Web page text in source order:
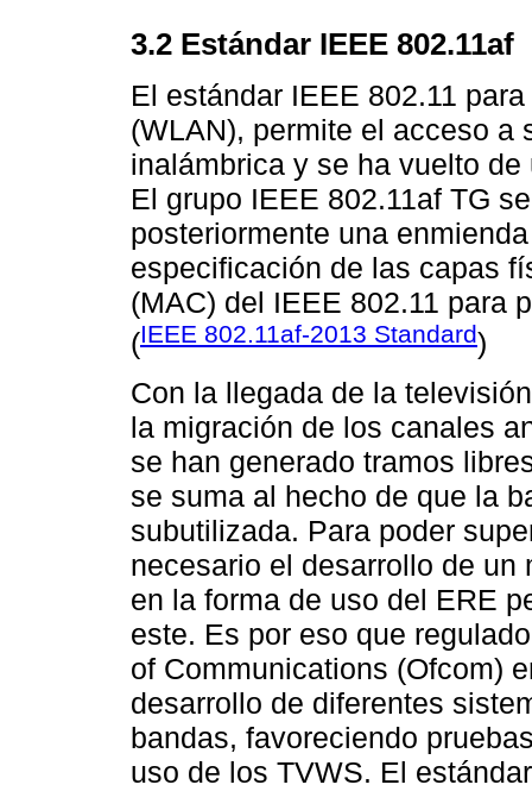
3.2 Estándar IEEE 802.11af
El estándar IEEE 802.11
(WLAN), permite el acceso a
inalámbrica y se ha vuelto
El grupo IEEE 802.11af TG
posteriormente una
especificación de las capas
(MAC) del IEEE 802.11 para
(IEEE 802.11af-2013 Standard)
Con la llegada de la
la migración de los canales
se han generado tramos
se suma al hecho de que la
subutilizada. Para poder
necesario el desarrollo de
en la forma de uso del ERE
este. Es por eso que
of Communications (Ofcom)
desarrollo de diferentes
bandas, favoreciendo
uso de los TVWS. El